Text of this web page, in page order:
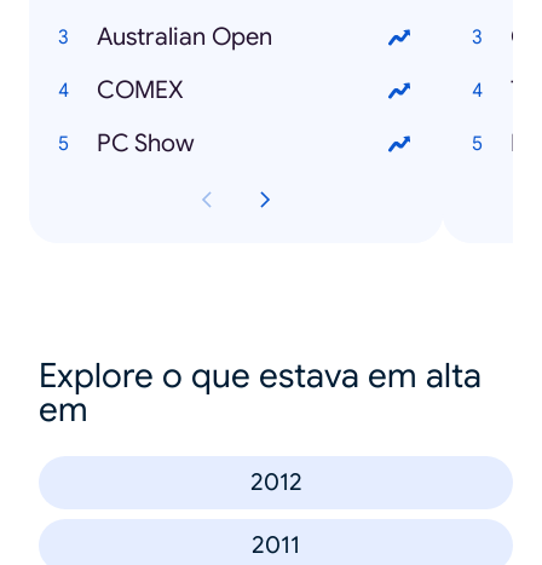
Australian Open
COMEX
PC Show
Explore o que estava em alta
em
2012
2011